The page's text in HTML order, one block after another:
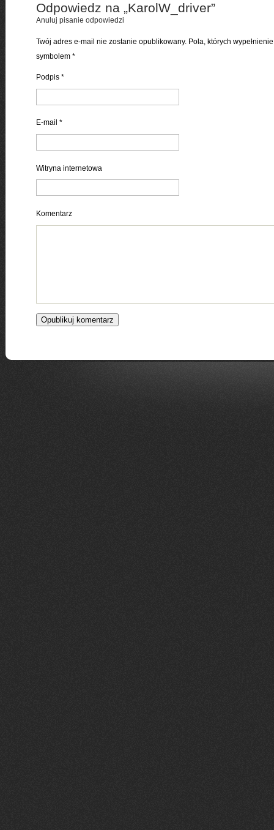
Odpowiedz na „KarolW_driver”
Anuluj pisanie odpowiedzi
Twój adres e-mail nie zostanie opublikowany. Pola, których
symbolem *
Podpis *
E-mail *
Witryna internetowa
Komentarz